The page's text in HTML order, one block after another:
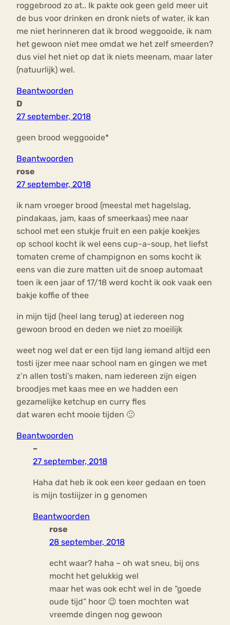
roggebrood zo at.. Ik pakte ook geen geld meer uit
de bus voor drinken en dronk niets of water, ik kan
me niet herinneren dat ik brood weggooide, ik nam
het gewoon niet mee omdat we het zelf smeerden?
dus viel het niet op dat ik niets meenam, maar later
(natuurlijk) wel.
Beantwoorden
D
27 september, 2018
geen brood weggooide*
Beantwoorden
rose
27 september, 2018
ik nam vroeger brood (meestal met hagelslag,
pindakaas, jam, kaas of smeerkaas) mee naar
school met een stukje fruit en een pakje koekjes
op school kocht ik wel eens cup-a-soup, het liefst
tomaten creme of champignon en soms kocht ik
eens van die zure matten uit de snoep automaat
toen ik een jaar of 17/18 werd kocht ik ook vaak een
bakje koffie of thee
in mijn tijd (heel lang terug) at iedereen nog
gewoon brood en deden we niet zo moeilijk
weet nog wel dat er een tijd lang iemand altijd een
tosti ijzer mee naar school nam en gingen we met
z’n allen tosti’s maken, nam iedereen zijn eigen
broodjes met kaas mee en we hadden een
gezamelijke ketchup en curry fles
dat waren echt mooie tijden 🙂
Beantwoorden
–
27 september, 2018
Haha dat heb ik ook een keer gedaan en toen
is mijn tostiijzer in g genomen
Beantwoorden
rose
28 september, 2018
echt waar? haha – oh wat sneu, bij ons
mocht het gelukkig wel
maar het was ook echt wel in de “goede
oude tijd” hoor 😉 toen mochten wat
vreemde dingen nog gewoon